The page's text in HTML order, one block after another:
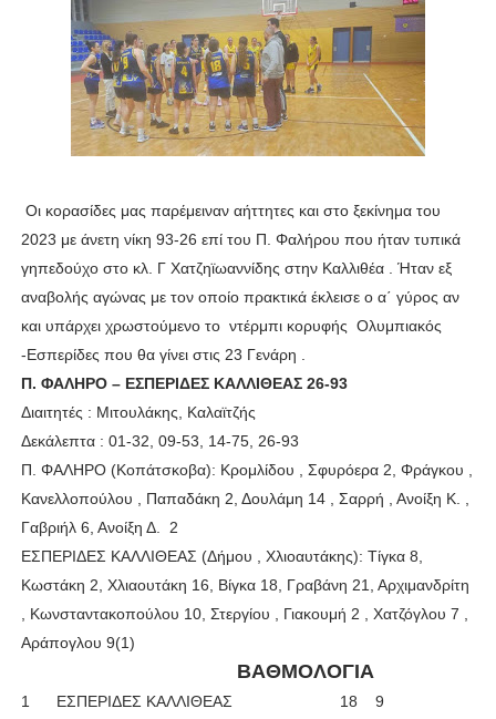
Οι κορασίδες μας παρέμειναν αήττητες και στο ξεκίνημα του
2023 με άνετη νίκη 93-26 επί του Π. Φαλήρου που ήταν τυπικά
γηπεδούχο στο κλ. Γ Χατζηϊωαννίδης στην Καλλιθέα . Ήταν εξ
αναβολής αγώνας με τον οποίο πρακτικά έκλεισε ο α΄ γύρος αν
και υπάρχει χρωστούμενο το ντέρμπι κορυφής Ολυμπιακός
-Εσπερίδες που θα γίνει στις 23 Γενάρη .
Π. ΦΑΛΗΡΟ – ΕΣΠΕΡΙΔΕΣ ΚΑΛΛΙΘΕΑΣ 26-93
Διαιτητές : Μιτουλάκης, Καλαϊτζής
Δεκάλεπτα : 01-32, 09-53, 14-75, 26-93
Π. ΦΑΛΗΡΟ (Κοπάτσκοβα): Κρομλίδου , Σφυρόερα 2, Φράγκου ,
Κανελλοπούλου , Παπαδάκη 2, Δουλάμη 14 , Σαρρή , Ανοίξη Κ. ,
Γαβριήλ 6, Ανοίξη Δ.
2
ΕΣΠΕΡΙΔΕΣ ΚΑΛΛΙΘΕΑΣ (Δήμου , Χλιοαυτάκης): Τίγκα 8,
Κωστάκη 2, Χλιαουτάκη 16, Βίγκα 18, Γραβάνη 21, Αρχιμανδρίτη
, Κωνσταντακοπούλου 10, Στεργίου , Γιακουμή 2 , Χατζόγλου 7 ,
Αράπογλου 9(1)
ΒΑΘΜΟΛΟΓΙΑ
1 ΕΣΠΕΡΙΔΕΣ ΚΑΛΛΙΘΕΑΣ 18 9